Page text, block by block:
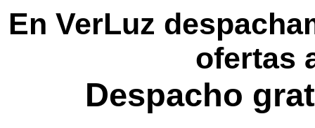
En VerLuz
ofertas
Despacho